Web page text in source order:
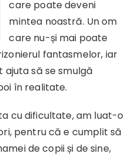
care poate deveni
mintea noastră. Un om
care nu-și mai poate
fantasmelor, iar
să se smulgă
în realitate.
cu dificultate, am luat-o
pentru că e cumplit să
de copii și de sine,